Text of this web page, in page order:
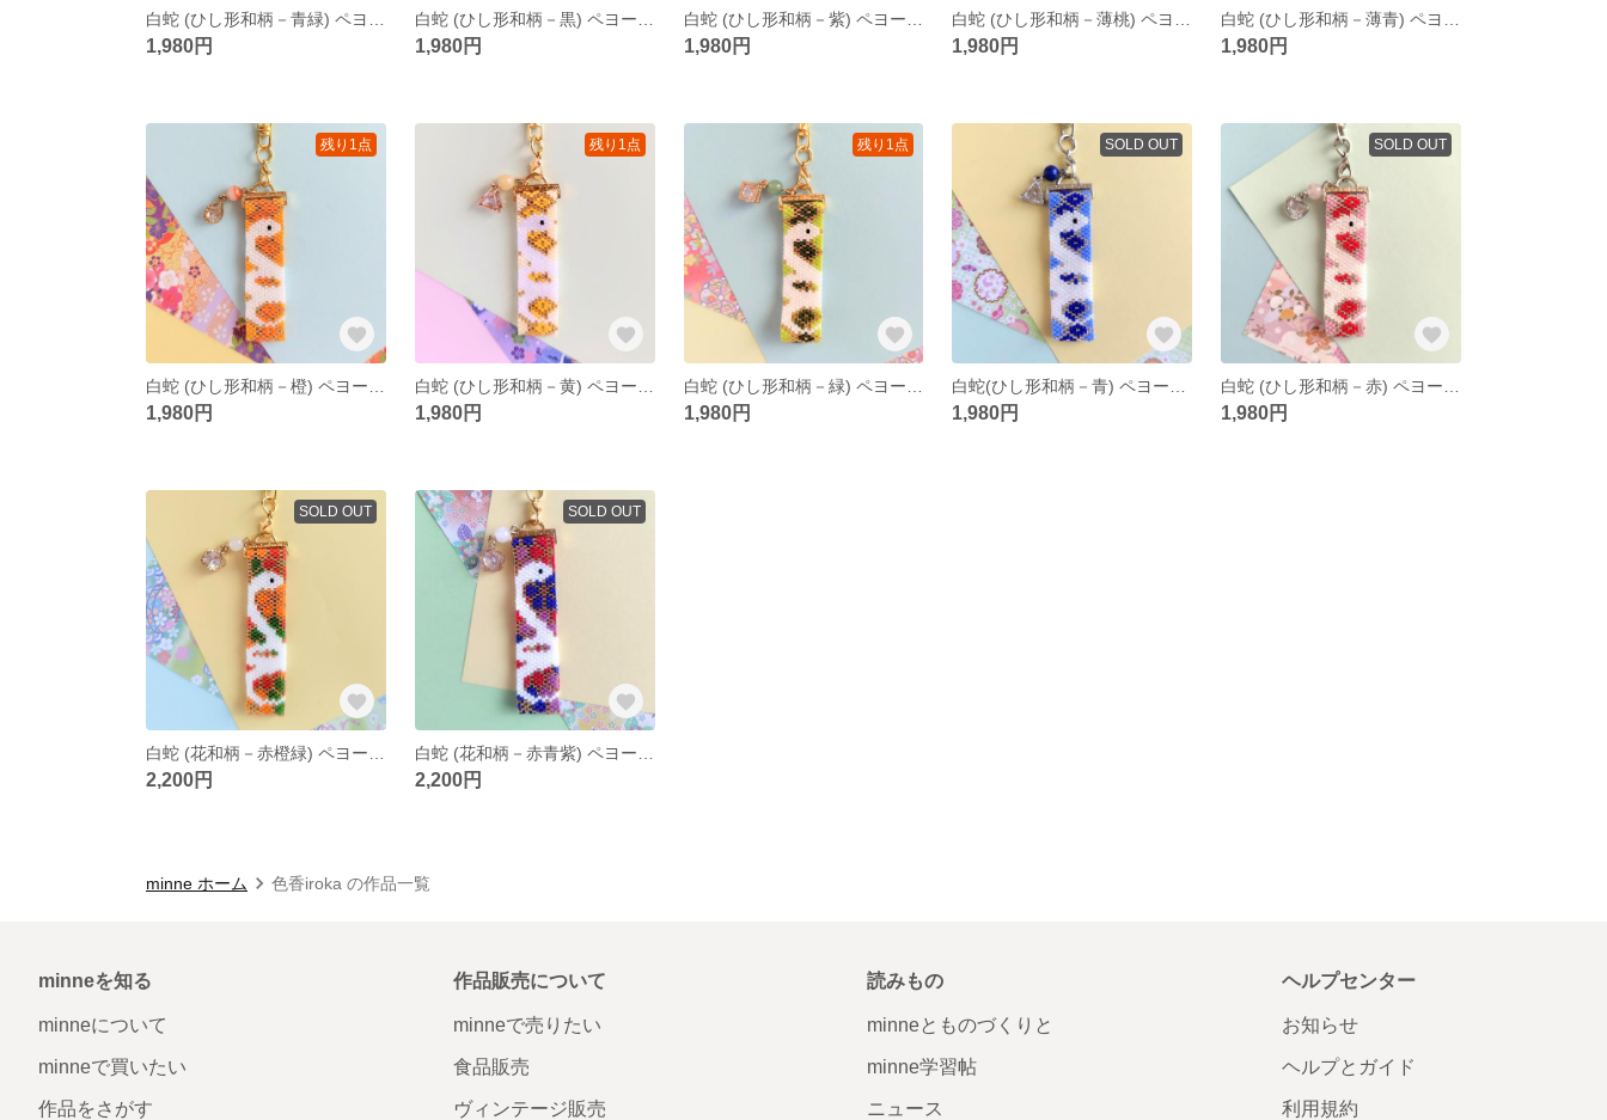
1,980円 1,980円 1,980円 1,980円 1,980円
残り1点
1,980円
残り1点
1,980円
残り1点
1,980円
SOLD OUT
1,980円
SOLD OUT
1,980円
SOLD OUT
2,200円
SOLD OUT
2,200円
minne ホーム 色香iroka の作品一覧
minneを知る
minneについて
minneで買いたい
作品をさがす
作品販売について
minneで売りたい
食品販売
ヴィンテージ販売
読みもの
minneとものづくりと
minne学習帖
ニュース
ヘルプセンター
お知らせ
ヘルプとガイド
利用規約